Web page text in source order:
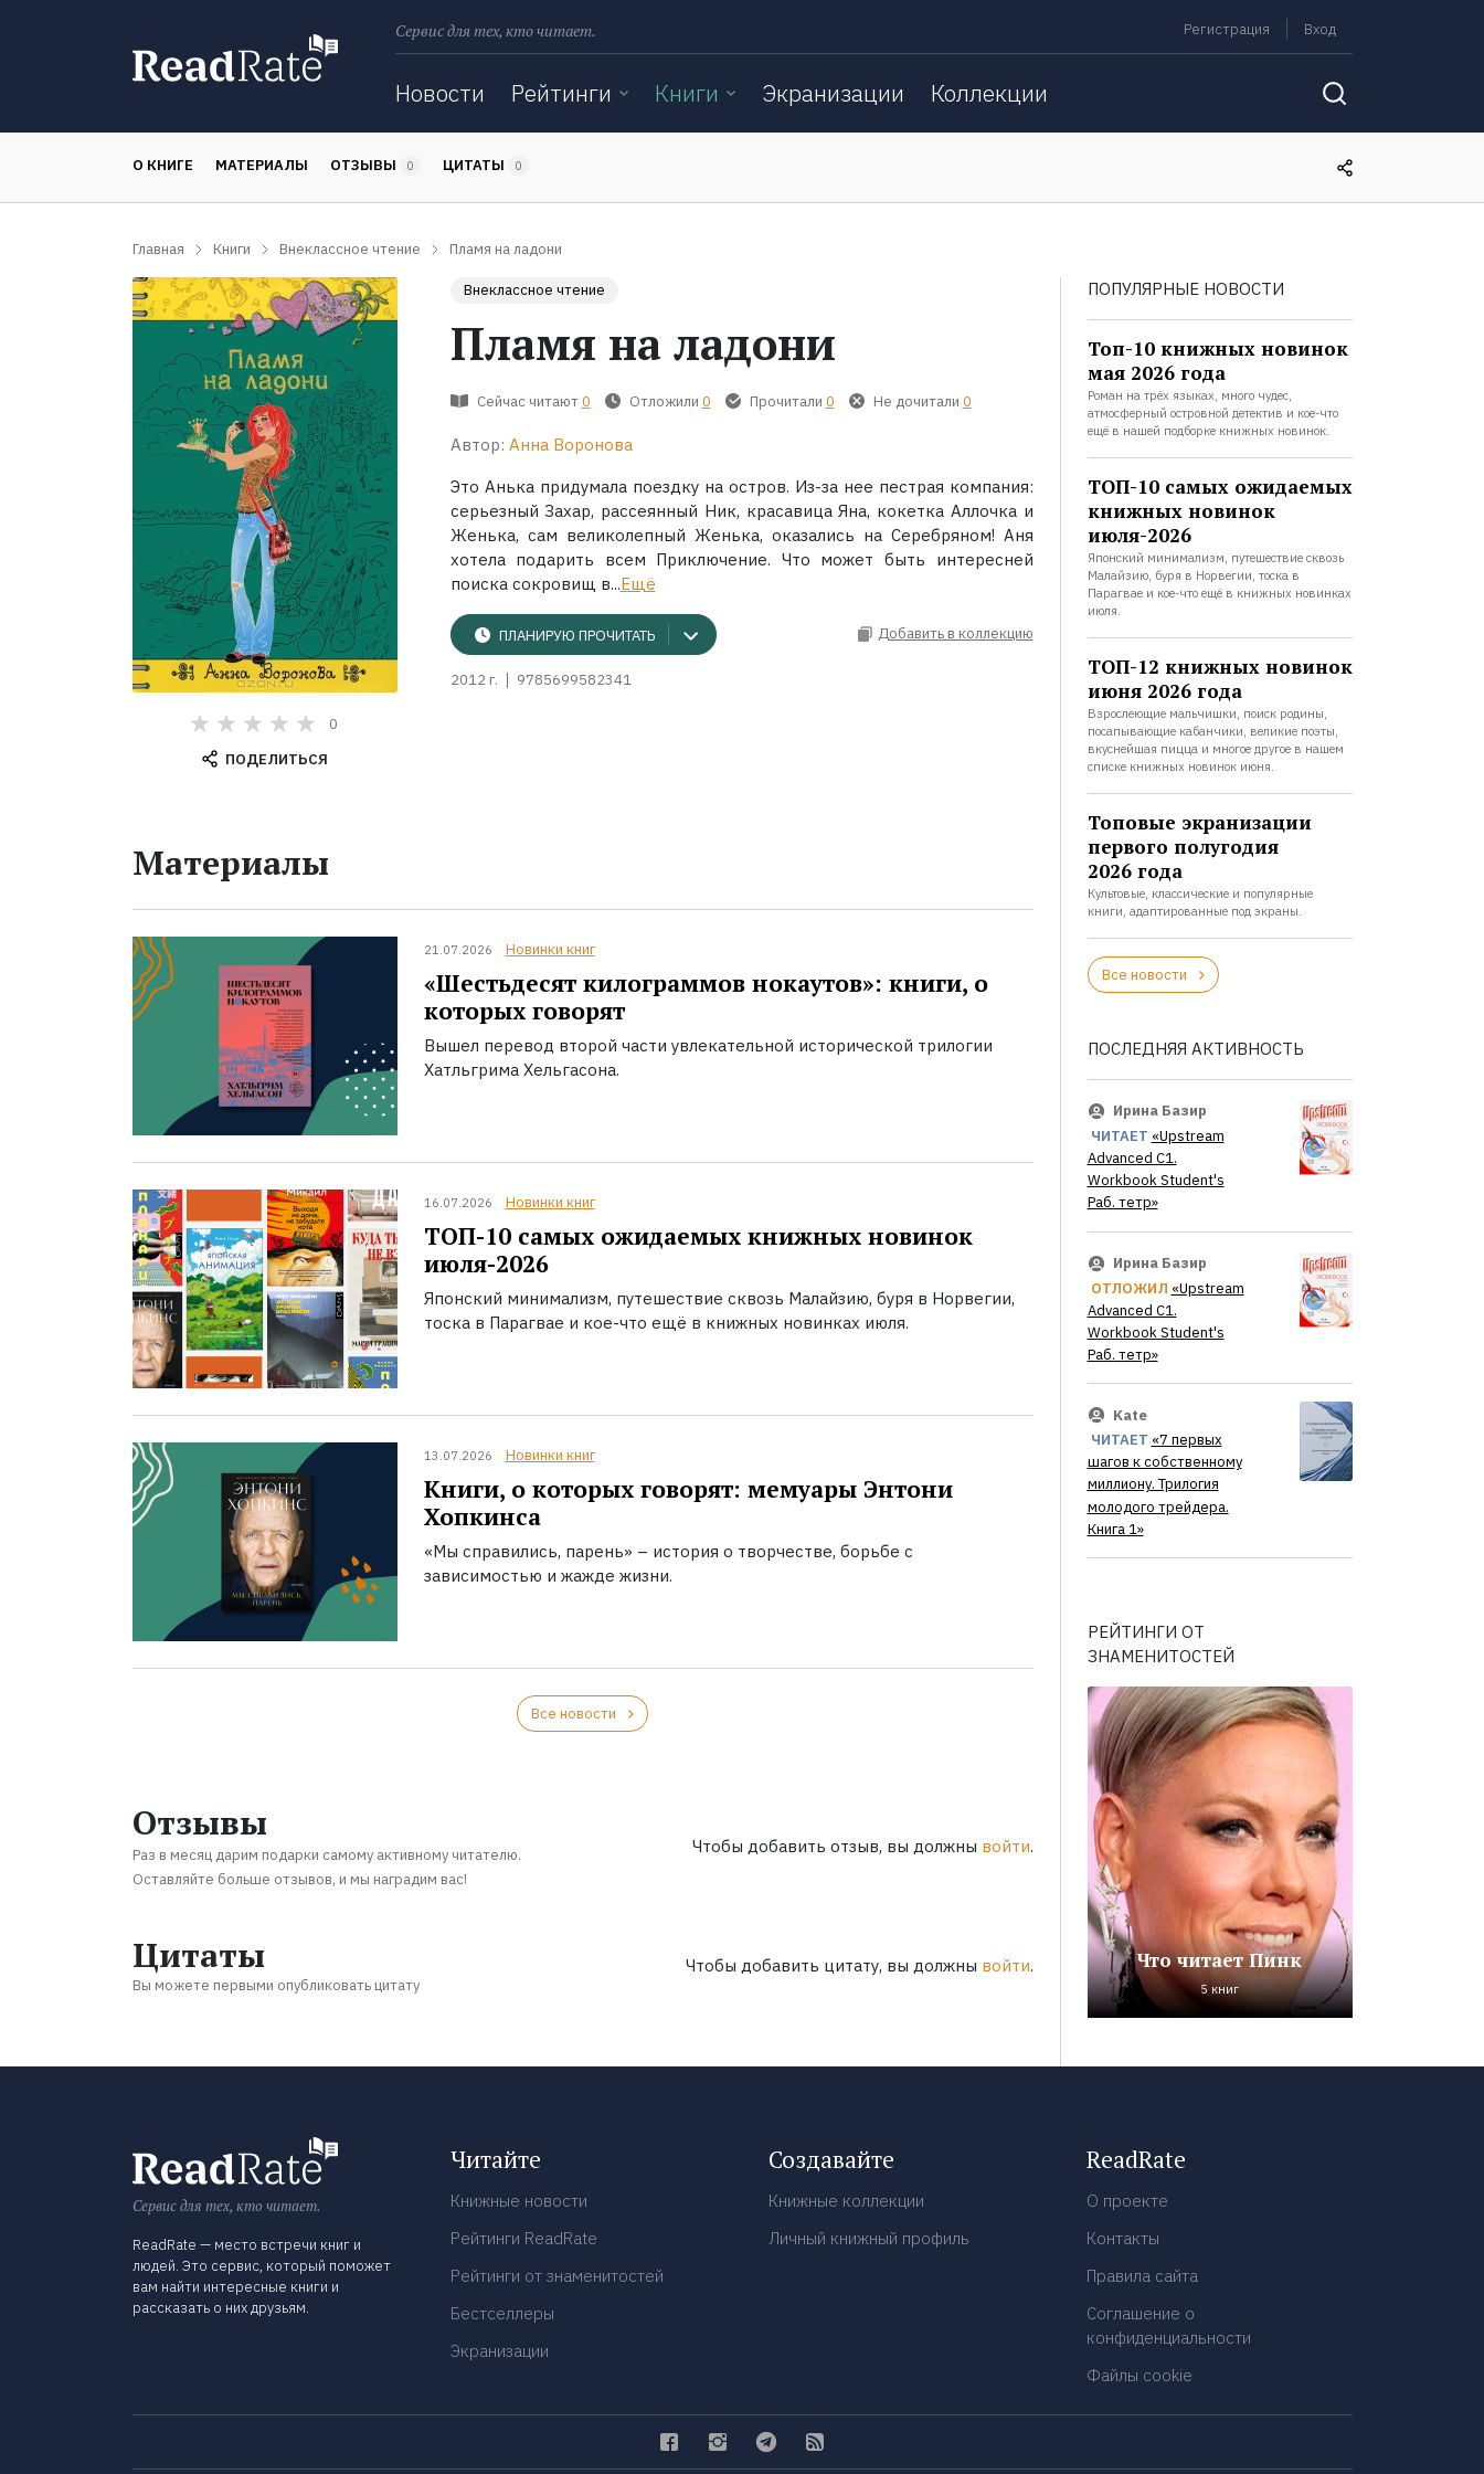
Сервис для тех, кто читает. Регистрация Вход
Новости Рейтинги Книги Экранизации Коллекции
О КНИГЕ МАТЕРИАЛЫ ОТЗЫВЫ 0 ЦИТАТЫ 0
Главная Книги Внеклассное чтение Пламя на ладони
0
ПОДЕЛИТЬСЯ
Внеклассное чтение
Пламя на ладони
Сейчас читают 0 Отложили 0 Прочитали 0 Не дочитали 0
Автор: Анна Воронова
Это Анька придумала поездку на остров. Из-за нее пестрая компания:
серьезный Захар, рассеянный Ник, красавица Яна, кокетка Аллочка и
Женька, сам великолепный Женька, оказались на Серебряном! Аня
хотела подарить всем Приключение. Что может быть интересней
поиска сокровищ в...Ещё
ПЛАНИРУЮ ПРОЧИТАТЬ Добавить в коллекцию
2012 г. 9785699582341
Материалы
21.07.2026 Новинки книг
«Шестьдесят килограммов нокаутов»: книги, о
которых говорят
Вышел перевод второй части увлекательной исторической трилогии
Хатльгрима Хельгасона.
16.07.2026 Новинки книг
ТОП-10 самых ожидаемых книжных новинок
июля-2026
Японский минимализм, путешествие сквозь Малайзию, буря в Норвегии,
тоска в Парагвае и кое-что ещё в книжных новинках июля.
13.07.2026 Новинки книг
Книги, о которых говорят: мемуары Энтони
Хопкинса
«Мы справились, парень» – история о творчестве, борьбе с
зависимостью и жажде жизни.
Все новости
Отзывы
Раз в месяц дарим подарки самому активному читателю.
Оставляйте больше отзывов, и мы наградим вас!
Чтобы добавить отзыв, вы должны войти.
Цитаты
Вы можете первыми опубликовать цитату
Чтобы добавить цитату, вы должны войти.
ПОПУЛЯРНЫЕ НОВОСТИ
Топ-10 книжных новинок
мая 2026 года
Роман на трёх языках, много чудес,
атмосферный островной детектив и кое-что
ещё в нашей подборке книжных новинок.
ТОП-10 самых ожидаемых
книжных новинок
июля-2026
Японский минимализм, путешествие сквозь
Малайзию, буря в Норвегии, тоска в
Парагвае и кое-что ещё в книжных новинках
июля.
ТОП-12 книжных новинок
июня 2026 года
Взрослеющие мальчишки, поиск родины,
посапывающие кабанчики, великие поэты,
вкуснейшая пицца и многое другое в нашем
списке книжных новинок июня.
Топовые экранизации
первого полугодия
2026 года
Культовые, классические и популярные
книги, адаптированные под экраны.
Все новости
ПОСЛЕДНЯЯ АКТИВНОСТЬ
Ирина Базир
ЧИТАЕТ «Upstream
Advanced C1.
Workbook Student's
Раб. тетр»
Ирина Базир
ОТЛОЖИЛ «Upstream
Advanced C1.
Workbook Student's
Раб. тетр»
Kate
ЧИТАЕТ «7 первых
шагов к собственному
миллиону. Трилогия
молодого трейдера.
Книга 1»
РЕЙТИНГИ ОТ
ЗНАМЕНИТОСТЕЙ
Что читает Пинк
5 книг
Сервис для тех, кто читает.
ReadRate — место встречи книг и
людей. Это сервис, который поможет
вам найти интересные книги и
рассказать о них друзьям.
Читайте
Книжные новости
Рейтинги ReadRate
Рейтинги от знаменитостей
Бестселлеры
Экранизации
Создавайте
Книжные коллекции
Личный книжный профиль
ReadRate
О проекте
Контакты
Правила сайта
Соглашение о
конфиденциальности
Файлы cookie